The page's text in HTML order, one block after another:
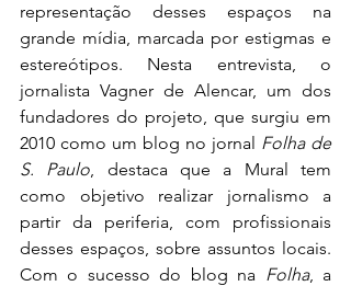
representação desses espaços na
grande mídia, marcada por estigmas e
estereótipos. Nesta entrevista, o
jornalista Vagner de Alencar, um dos
fundadores do projeto, que surgiu em
2010 como um blog no jornal Folha de
S. Paulo, destaca que a Mural tem
como objetivo realizar jornalismo a
partir da periferia, com profissionais
desses espaços, sobre assuntos locais.
Com o sucesso do blog na Folha, a